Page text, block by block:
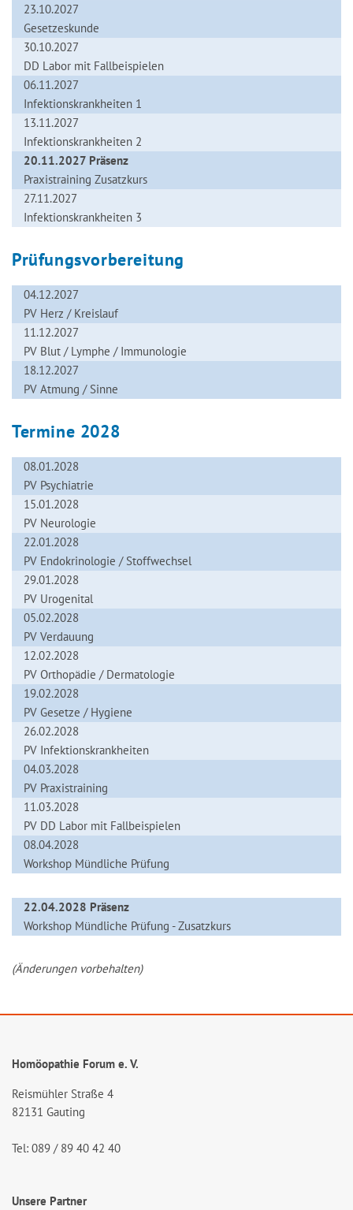
23.10.2027
Gesetzeskunde
30.10.2027
DD Labor mit Fallbeispielen
06.11.2027
Infektionskrankheiten 1
13.11.2027
Infektionskrankheiten 2
20.11.2027 Präsenz
Praxistraining Zusatzkurs
27.11.2027
Infektionskrankheiten 3
Prüfungsvorbereitung
04.12.2027
PV Herz / Kreislauf
11.12.2027
PV Blut / Lymphe / Immunologie
18.12.2027
PV Atmung / Sinne
Termine 2028
08.01.2028
PV Psychiatrie
15.01.2028
PV Neurologie
22.01.2028
PV Endokrinologie / Stoffwechsel
29.01.2028
PV Urogenital
05.02.2028
PV Verdauung
12.02.2028
PV Orthopädie / Dermatologie
19.02.2028
PV Gesetze / Hygiene
26.02.2028
PV Infektionskrankheiten
04.03.2028
PV Praxistraining
11.03.2028
PV DD Labor mit Fallbeispielen
08.04.2028
Workshop Mündliche Prüfung
22.04.2028 Präsenz
Workshop Mündliche Prüfung - Zusatzkurs
(Änderungen vorbehalten)
Homöopathie Forum e. V.
Reismühler Straße 4
82131 Gauting
Tel: 089 / 89 40 42 40
Unsere Partner